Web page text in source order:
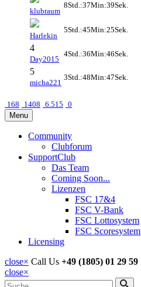
klubraum
8Std.:37Min:39Sek.
Harlekin
5Std.:45Min:25Sek.
4
Day2015
4Std.:36Min:46Sek.
5
micha221
3Std.:48Min:47Sek.
168 1408 6.515 0
Menu
Community
Clubforum
SupportClub
Das Team
Coming Soon...
Lizenzen
FSC 17&4
FSC V-Bank
FSC Lottosystem
FSC Scoresystem
Licensing
close× Call Us +49 (1805) 01 29 59
close×